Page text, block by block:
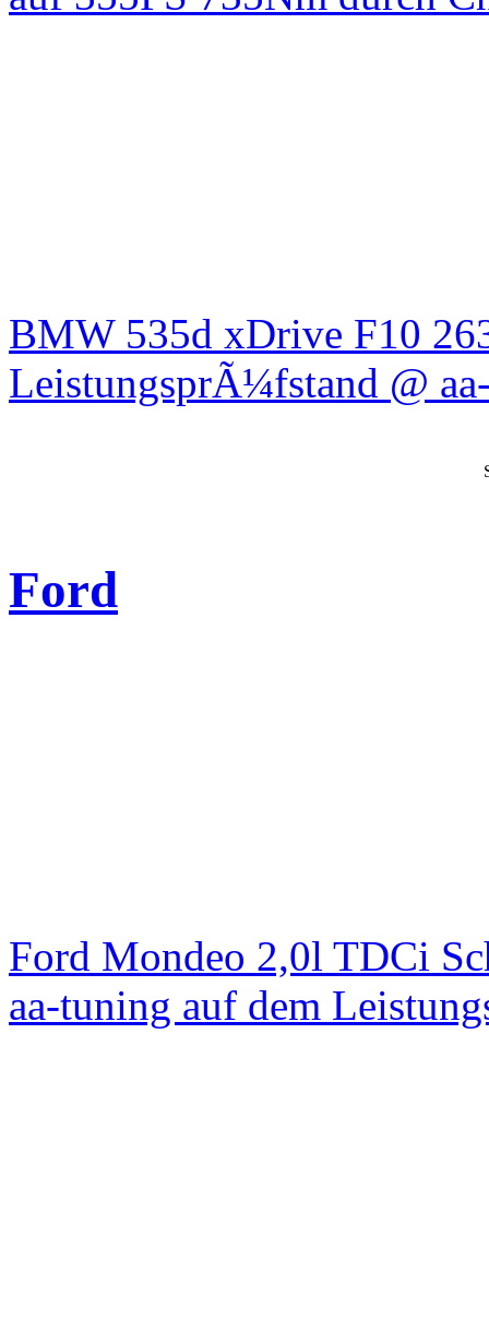
BMW 535d xDrive F10
LeistungsprÃ¼fstand @
Ford
Ford Mondeo 2,0l TDCi
aa-tuning auf dem